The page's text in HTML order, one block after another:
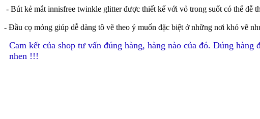
- Bút kẻ mắt innisfree twinkle glitter được thiết kế với vỏ trong suốt có thể dễ
- Đầu cọ mỏng giúp dễ dàng tô vẽ theo ý muốn đặc biệt ở những nơi khó vẽ
Cam kết của shop tư vấn đúng hàng, hàng nào của đó. Đúng
nhen !!!